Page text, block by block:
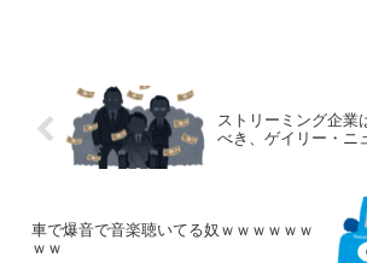
ストリーミング企業
べき、ゲイリー・ニ
車で爆音で音楽聴いてる奴ｗｗｗｗｗｗ
ｗｗ